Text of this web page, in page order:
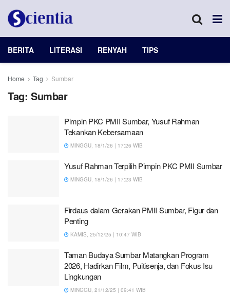
BERITA LITERASI RENYAH TIPS
Home Tag Sumbar
Tag: Sumbar
Pimpin PKC PMII Sumbar, Yusuf Rahman
Tekankan Kebersamaan
MINGGU, 18/1/26 | 17:26 WIB
Yusuf Rahman Terpilih Pimpin PKC PMII Sumbar
MINGGU, 18/1/26 | 17:23 WIB
Firdaus dalam Gerakan PMII Sumbar, Figur dan
Penting
KAMIS, 25/12/25 | 10:47 WIB
Taman Budaya Sumbar Matangkan Program
2026, Hadirkan Film, Puitisenja, dan Fokus Isu
Lingkungan
MINGGU, 21/12/25 | 09:41 WIB